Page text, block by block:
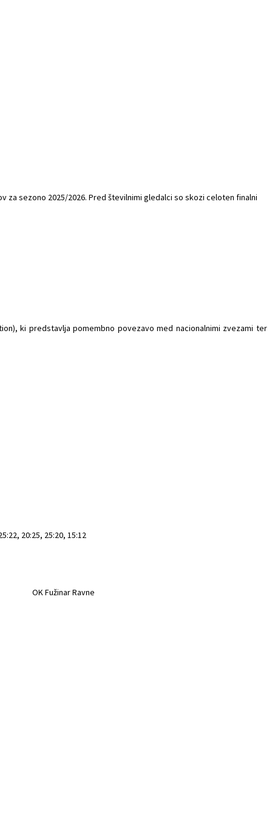
za sezono 2025/2026. Pred številnimi gledalci so skozi celoten finalni
ki predstavlja pomembno povezavo med nacionalnimi zvezami ter
20:25, 25:20, 15:12
OK Fužinar Ravne